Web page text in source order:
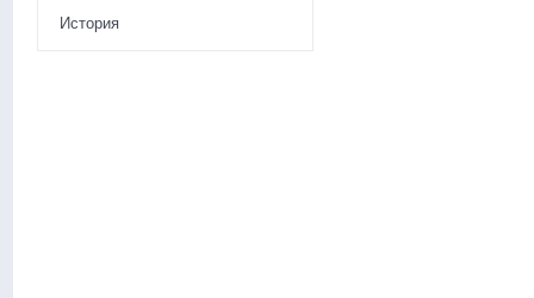
История